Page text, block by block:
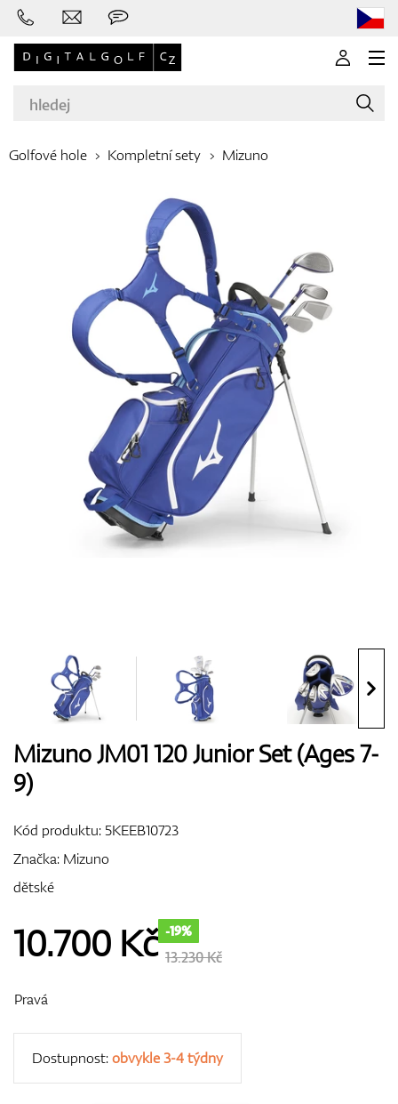
Značky
Golfové hole
Oblečení
Boty
Rukavice
Bagy
Doplňky
Dárkové poukazy
Golfové hole Kompletní sety Mizuno
Mizuno JM01 120 Junior Set (Ages 7-
9)
Kód produktu:5KEEB10723
Značka: Mizuno
dětské
10.700 Kč -19%
13.230 Kč
Pravá
Dostupnost:obvykle 3-4 týdny